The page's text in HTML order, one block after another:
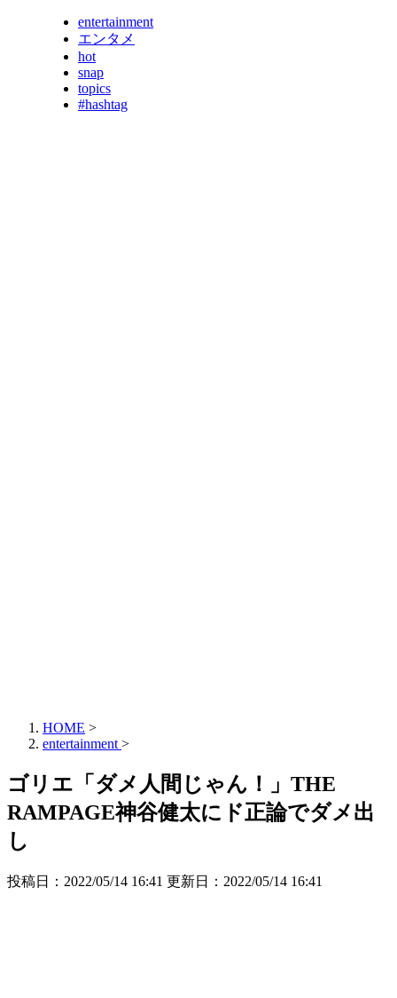
entertainment
エンタメ
hot
snap
topics
#hashtag
HOME >
entertainment >
ゴリエ「ダメ人間じゃん！」THE
RAMPAGE神谷健太にド正論でダメ出
し
投稿日：2022/05/14 16:41 更新日： 2022/05/14 16:41